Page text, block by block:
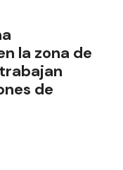
la zona de
de